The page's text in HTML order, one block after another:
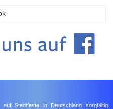
Stadtfeste in Deutschland sorgfältig